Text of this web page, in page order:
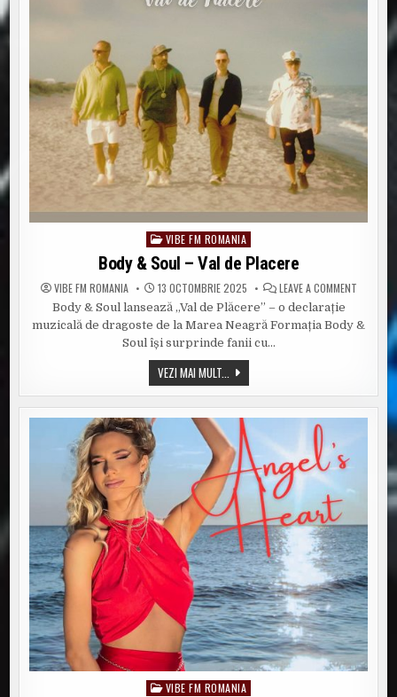
Posted
in
VIBE FM ROMANIA
Body & Soul – Val de Placere
VIBE FM ROMANIA 13 OCTOMBRIE 2025 LEAVE A COMMENTON
SOUL
–
Body & Soul lansează „Val de Plăcere” – o declarație
muzicală de dragoste de la Marea Neagră Formația Body &
Soul își surprinde fanii cu…
VEZI MAI MULT... BODY
&
SOUL
–
VAL
PLACERE
Posted
VIBE FM ROMANIA